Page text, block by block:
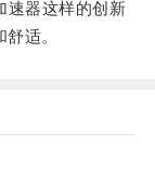
器这样的创新
适。